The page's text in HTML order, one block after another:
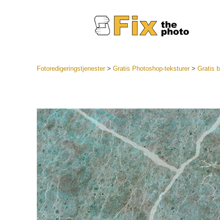
LR
bedste
Mobile
Fotoredigeringstjenester> Gratis Photoshop-teksturer> Gratis